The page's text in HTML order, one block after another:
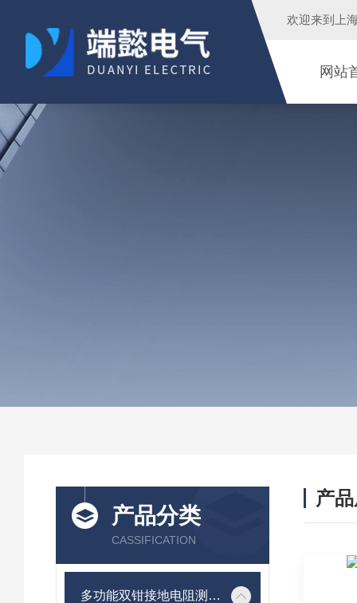
欢迎来到 上
网站
产品分类
CASSIFICATION
多功能双钳接地电阻测试仪
产